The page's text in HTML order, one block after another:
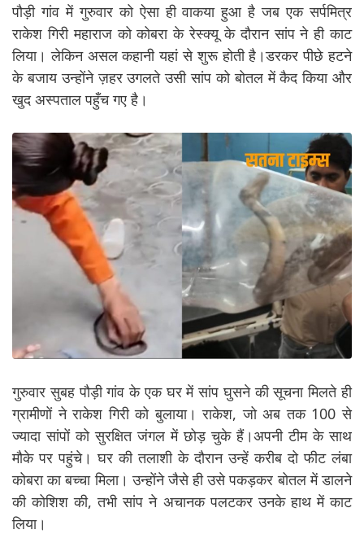
पौड़ी गांव में गुरुवार को ऐसा ही वाकया हुआ है जब एक सर्पमित्र
राकेश गिरी महाराज को कोबरा के रेस्क्यू के दौरान सांप ने ही काट
लिया। लेकिन असल कहानी यहां से शुरू होती है।डरकर पीछे हटने
के बजाय उन्होंने ज़हर उगलते उसी सांप को बोतल में कैद किया और
खुद अस्पताल पहुँच गए है।
गुरुवार सुबह पौड़ी गांव के एक घर में सांप घुसने की सूचना मिलते ही
ग्रामीणों ने राकेश गिरी को बुलाया। राकेश, जो अब तक 100 से
ज्यादा सांपों को सुरक्षित जंगल में छोड़ चुके हैं।अपनी टीम के साथ
मौके पर पहुंचे। घर की तलाशी के दौरान उन्हें करीब दो फीट लंबा
कोबरा का बच्चा मिला। उन्होंने जैसे ही उसे पकड़कर बोतल में डालने
की कोशिश की, तभी सांप ने अचानक पलटकर उनके हाथ में काट
लिया।